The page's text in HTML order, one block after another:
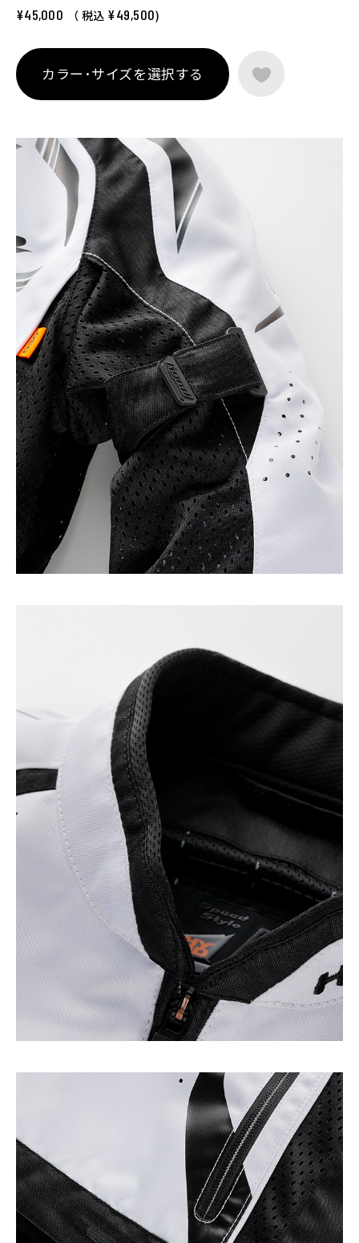
特性により、激しい動きにもスムーズに追従します。バックボ
のバランスにも配慮。
上腕アジャスターベルトは高速走行時のバタつきを抑え、袖
口・裾口のクイックフィットシステムによりフィット感の微調
整も容易。首まわりにはソフトなストレッチニットを採用し、
ストロボをモチーフにインスパイアされたSPEED-iDデザイン
は、走りの高揚感をさりげなく表現。
ST-X SPEED-iD D3O® JACは、ジャケットの運動性を武器に、
ライディングそのものを存分に楽しみたいライダーに向けた一
¥45,000 （ 税込 ¥49,500)
カラー･サイズを選択する